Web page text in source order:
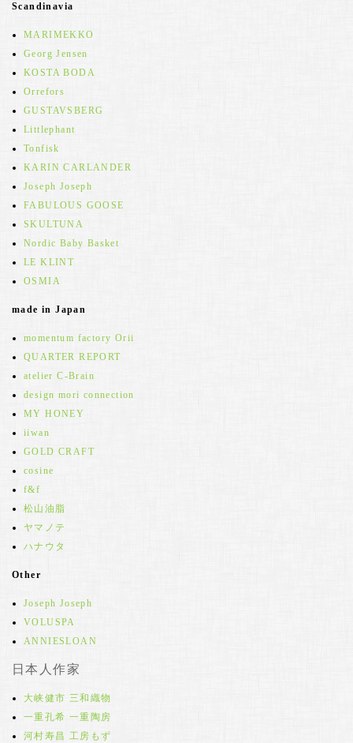
Scandinavia
MARIMEKKO
Georg Jensen
KOSTA BODA
Orrefors
GUSTAVSBERG
Littlephant
Tonfisk
KARIN CARLANDER
Joseph Joseph
FABULOUS GOOSE
SKULTUNA
Nordic Baby Basket
LE KLINT
OSMIA
made in Japan
momentum factory Orii
QUARTER REPORT
atelier C-Brain
design mori connection
MY HONEY
iiwan
GOLD CRAFT
cosine
f&f
松山油脂
ヤマノテ
ハナウタ
Other
Joseph Joseph
VOLUSPA
ANNIESLOAN
日本人作家
大峡健市 三和織物
一重孔希 一重陶房
河村寿昌 工房もず